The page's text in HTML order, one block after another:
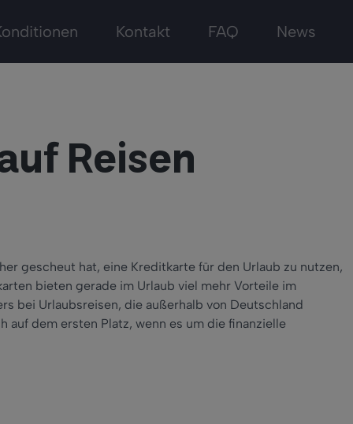
Kontakt FAQ News
Reisen
gescheut hat, eine Kreditkarte für den Urlaub zu nutzen,
bieten gerade im Urlaub viel mehr Vorteile im
bei Urlaubsreisen, die außerhalb von Deutschland
dem ersten Platz, wenn es um die finanzielle